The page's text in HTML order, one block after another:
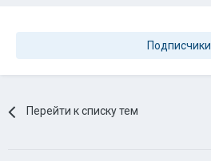
Подписчики
Перейти к списку тем